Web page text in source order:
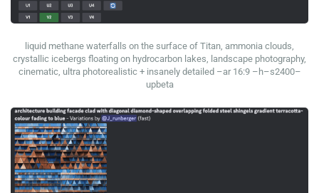
liquid methane waterfalls on the surface of Titan, ammonia clouds,
crystallic icebergs floating on hydrocarbon lakes, landscape photography,
cinematic, ultra photorealistic + insanely detailed –ar 16:9 –h–s2400–
upbeta